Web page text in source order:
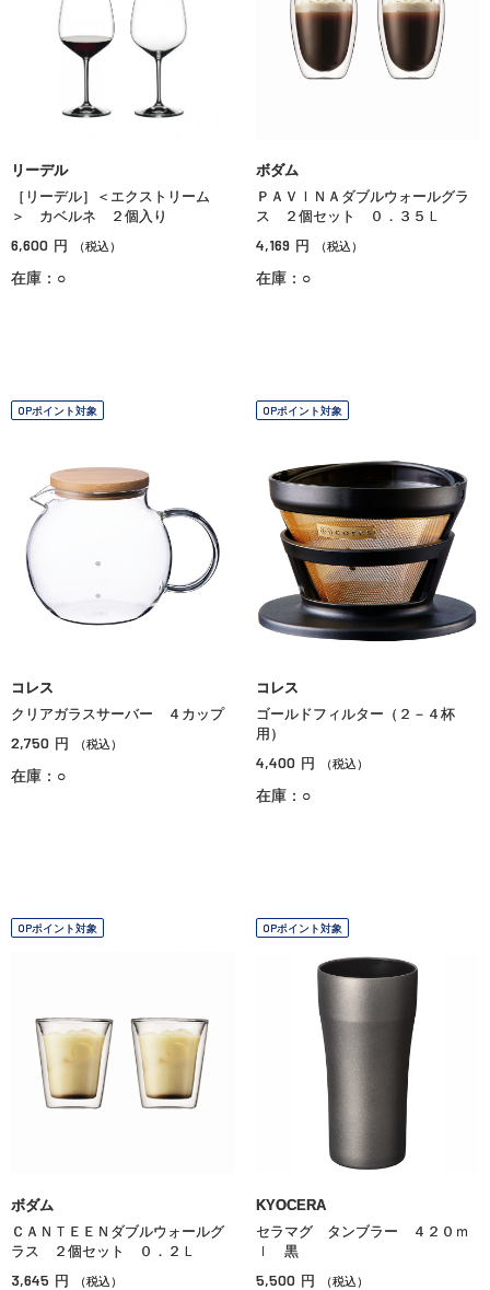
リーデル
［リーデル］＜エクストリーム
＞ カベルネ ２個入り
6,600 円 （税込）
在庫：○
ボダム
ＰＡＶＩＮＡダブルウォールグラ
ス ２個セット ０．３５Ｌ
4,169 円 （税込）
在庫：○
OPポイント対象
コレス
クリアガラスサーバー ４カップ
2,750 円 （税込）
在庫：○
OPポイント対象
コレス
ゴールドフィルター（２－４杯
用）
4,400 円 （税込）
在庫：○
OPポイント対象
ボダム
ＣＡＮＴＥＥＮダブルウォールグ
ラス ２個セット ０．２Ｌ
3,645 円 （税込）
OPポイント対象
KYOCERA
セラマグ タンブラー ４２０ｍ
ｌ 黒
5,500 円 （税込）